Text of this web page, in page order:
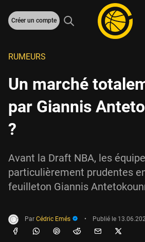
Créer un compte
RUMEURS
Un marché
par Giannis
?
Avant la Draft NBA, les
particulièrement prudentes
feuilleton Giannis
Par Cédric Emés • Publié le